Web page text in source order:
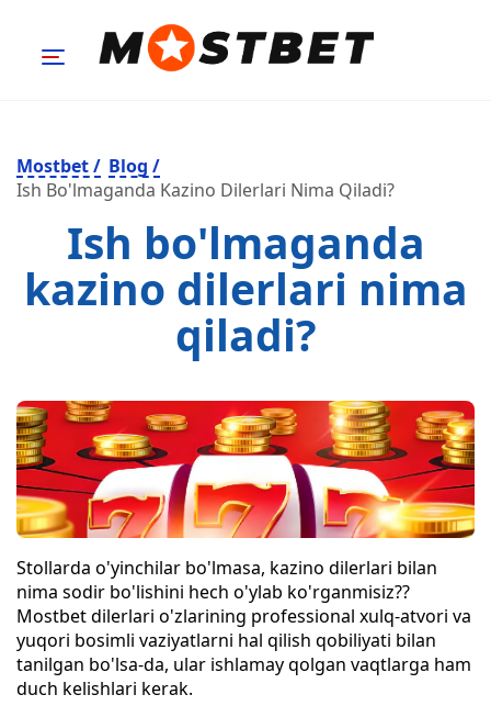
Mostbet/ Blog /
Ish Bo'lmaganda Kazino Dilerlari Nima Qiladi?
Ish bo'lmaganda
kazino dilerlari nima
qiladi?
Stollarda o'yinchilar bo'lmasa, kazino dilerlari bilan
nima sodir bo'lishini hech o'ylab ko'rganmisiz??
Mostbet dilerlari o'zlarining professional xulq-atvori va
yuqori bosimli vaziyatlarni hal qilish qobiliyati bilan
tanilgan bo'lsa-da, ular ishlamay qolgan vaqtlarga ham
duch kelishlari kerak.